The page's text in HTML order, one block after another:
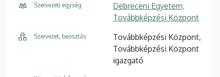
Szervezeti egység
Debreceni Egyetem,
Továbbképzési Központ
Szervezet, beosztás
Továbbképzési Központ,
Továbbképzési Központ
igazgató